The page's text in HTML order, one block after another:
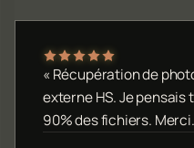
« Récupération de
externe HS. Je
90% des fichiers.